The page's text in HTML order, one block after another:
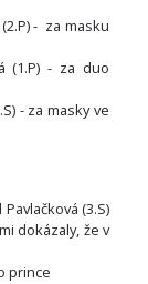
- za masku
(1.P) - za duo
- za masky ve
(3.S)
dokázaly, že v
prince